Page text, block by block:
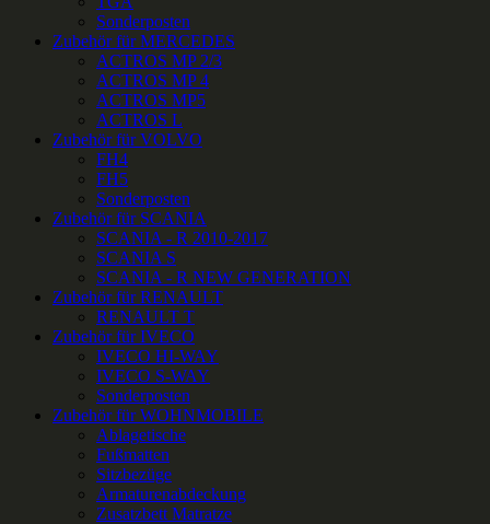
Sonderposten
Zubehör für MERCEDES
ACTROS MP 2/3
ACTROS MP 4
ACTROS MP5
ACTROS L
Zubehör für VOLVO
FH4
FH5
Sonderposten
Zubehör für SCANIA
SCANIA - R 2010-2017
SCANIA S
SCANIA - R NEW GENERATION
Zubehör für RENAULT
RENAULT T
Zubehör für IVECO
IVECO HI-WAY
IVECO S-WAY
Sonderposten
Zubehör für WOHNMOBILE
Ablagetische
Fußmatten
Sitzbezüge
Armaturenabdeckung
Zusatzbett Matratze